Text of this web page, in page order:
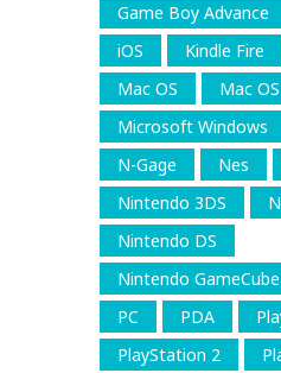
Game Boy Advance
iOS
Kindle Fire
Mac OS
Mac
Microsoft Windows
N-Gage
Nes
Nintendo 3DS
Nintendo DS
Nintendo GameCube
PC
PDA
PlayStation 2